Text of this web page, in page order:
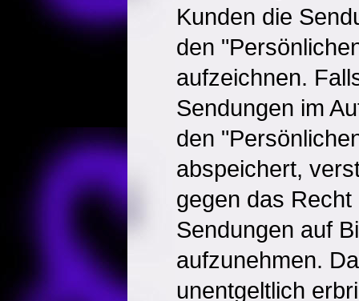
Kunden die
den
aufzeichnen.
Sendungen im
den
abspeichert,
gegen das
Sendungen auf
aufzunehmen.
unentgeltlich